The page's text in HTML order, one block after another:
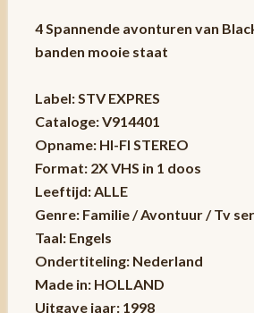
4 Spannende avonturen van
banden mooie staat
Label: STV EXPRES
Cataloge: V914401
Opname: HI-FI STEREO
Format: 2X VHS in 1 doos
Leeftijd: ALLE
Genre: Familie / Avontuur / Tv
Taal: Engels
Ondertiteling: Nederland
Made in: HOLLAND
Uitgave jaar: 1998